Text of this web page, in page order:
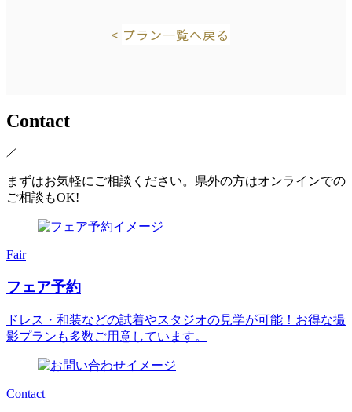
プラン一覧へ戻る
Contact
まずはお気軽にご相談ください。 県外の方はオンラインでの
ご相談もOK!
Fair
フェア予約
ドレス・和装などの試着やスタジオの見学が可能！ お得な撮
影プランも多数ご用意しています。
Contact